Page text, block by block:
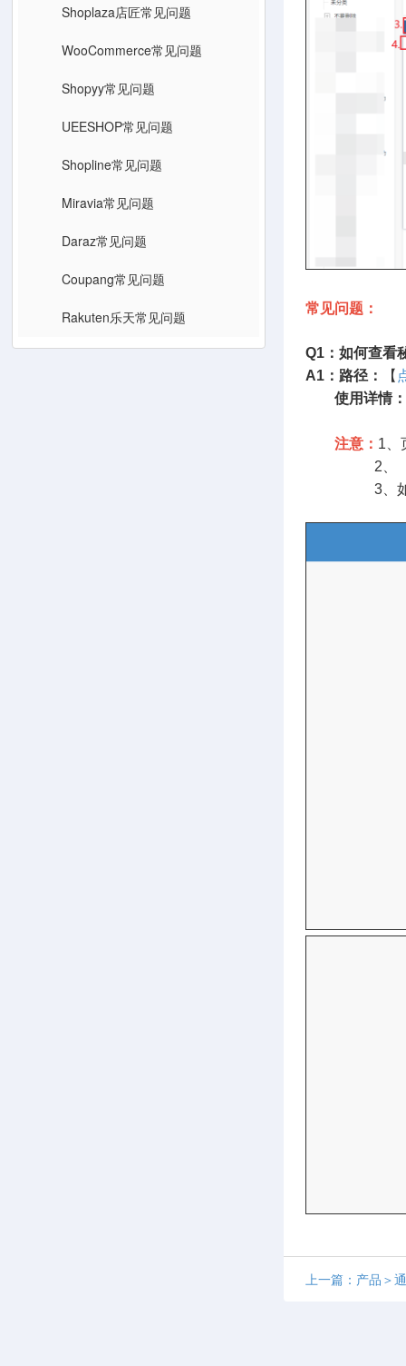
Shoplaza店匠常见问题
WooCommerce常见问题
Shopyy常见问题
UEESHOP常见问题
Shopline常见问题
Miravia常见问题
Daraz常见问题
Coupang常见问题
Rakuten乐天常见问题 常见问题：
Q1：如何查看
A1： 路径： 【
使用详情：
注意： 1、
2、【使用
3、如需了
上一篇：产品＞